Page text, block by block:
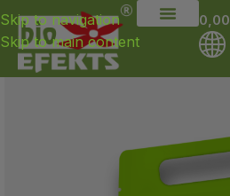
Skip to navigation
Skip to main content
0,00